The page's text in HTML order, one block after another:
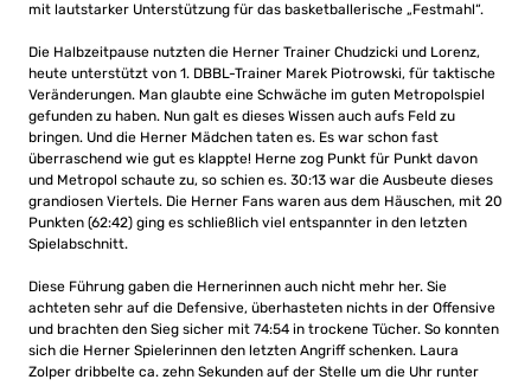
mit lautstarker Unterstützung für das basketballerische „Festmahl“.
Die Halbzeitpause nutzten die Herner Trainer Chudzicki und Lorenz,
heute unterstützt von 1. DBBL-Trainer Marek Piotrowski, für taktische
Veränderungen. Man glaubte eine Schwäche im guten Metropolspiel
gefunden zu haben. Nun galt es dieses Wissen auch aufs Feld zu
bringen. Und die Herner Mädchen taten es. Es war schon fast
überraschend wie gut es klappte! Herne zog Punkt für Punkt davon
und Metropol schaute zu, so schien es. 30:13 war die Ausbeute dieses
grandiosen Viertels. Die Herner Fans waren aus dem Häuschen, mit 20
Punkten (62:42) ging es schließlich viel entspannter in den letzten
Spielabschnitt.
Diese Führung gaben die Hernerinnen auch nicht mehr her. Sie
achteten sehr auf die Defensive, überhasteten nichts in der Offensive
und brachten den Sieg sicher mit 74:54 in trockene Tücher. So konnten
sich die Herner Spielerinnen den letzten Angriff schenken. Laura
Zolper dribbelte ca. zehn Sekunden auf der Stelle um die Uhr runter